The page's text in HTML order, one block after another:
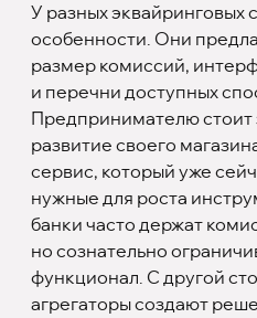
У разных эквайринговых
особенности. Они
размер комиссий,
и перечни доступных
Предпринимателю стоит
развитие своего
сервис, который уже
нужные для роста
банки часто держат
но сознательно
функционал. С другой
агрегаторы создают